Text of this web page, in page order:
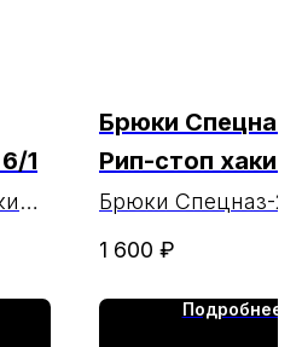
1
Брюки
Рип-стоп хаки
МАРКА
Брюки Спецназ-
стоп хаки 190
1 600 ₽
Подробнее